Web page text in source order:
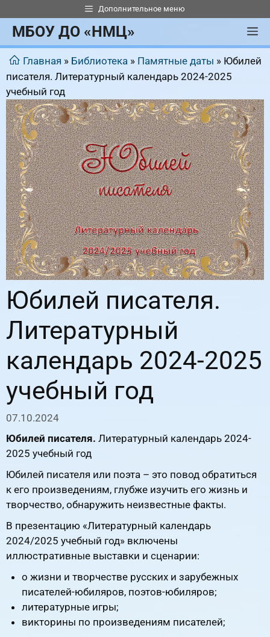
к
содержимому
Дополнительное меню
МБОУ ДО «НМЦ»
Главная » Библиотека » Памятные даты » Юбилей
писателя. Литературный календарь 2024-2025
учебный год
Юбилей писателя.
Литературный
календарь 2024-2025
учебный год
07.10.2024
Юбилей писателя. Литературный календарь 2024-
2025 учебный год
Юбилей писателя или поэта – это повод обратиться
к его произведениям, глубже изучить его жизнь и
творчество, обнаружить неизвестные факты.
В презентацию «Литературный календарь
2024/2025 учебный год» включены
иллюстративные выставки и сценарии:
о жизни и творчестве русских и зарубежных
писателей-юбиляров, поэтов-юбиляров;
литературные игры;
викторины по произведениям писателей;